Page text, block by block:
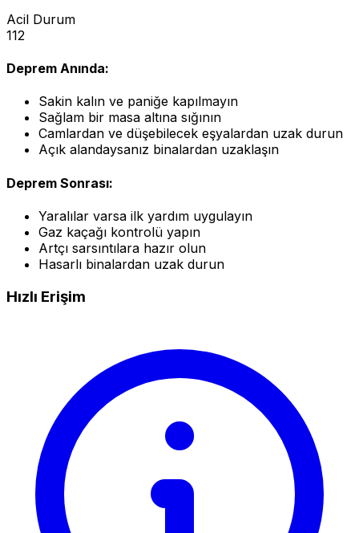
Acil Durum
112
Deprem Anında:
Sakin kalın ve paniğe kapılmayın
Sağlam bir masa altına sığının
Camlardan ve düşebilecek eşyalardan uzak durun
Açık alandaysanız binalardan uzaklaşın
Deprem Sonrası:
Yaralılar varsa ilk yardım uygulayın
Gaz kaçağı kontrolü yapın
Artçı sarsıntılara hazır olun
Hasarlı binalardan uzak durun
Hızlı Erişim